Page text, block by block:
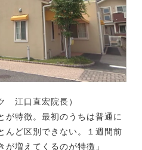
江口直宏院長）
が特徴。最初のうちは普通に
んど区別できない。１週間前
増えてくるのが特徴」